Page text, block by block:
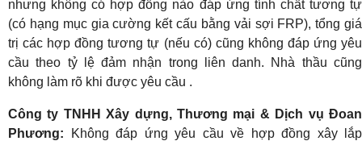
nhưng không có hợp đồng nào đáp ứng tính chất tương tự
(có hạng mục gia cường kết cấu bằng vải sợi FRP), tổng giá
trị các hợp đồng tương tự (nếu có) cũng không đáp ứng yêu
cầu theo tỷ lệ đảm nhận trong liên danh. Nhà thầu cũng
không làm rõ khi được yêu cầu .
Công ty TNHH Xây dựng, Thương mại & Dịch vụ Đoan
Phương: Không đáp ứng yêu cầu về hợp đồng xây lắp